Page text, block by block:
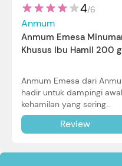
4/6
Anmum
Anmum Emesa
Khusus Ibu Hamil 200
Anmum Emesa dari
hadir untuk dampingi awal
kehamilan yang sering
diiringi dengan mual dan
muntah. Simak reviewnya
Review